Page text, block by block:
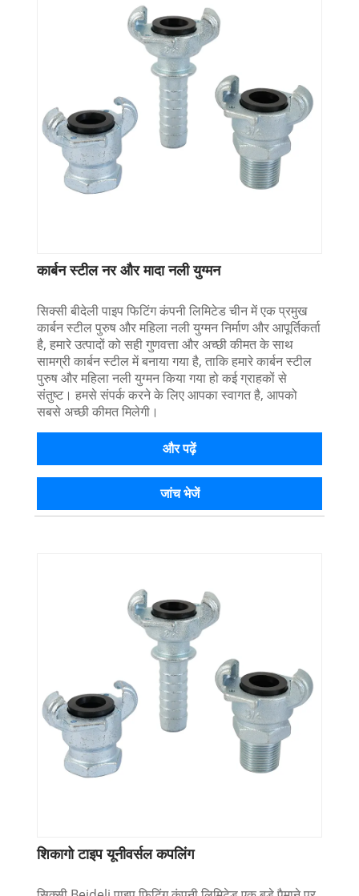
कार्बन स्टील नर और मादा नली युग्मन
सिक्सी बीदेली पाइप फिटिंग कंपनी लिमिटेड चीन में एक प्रमुख
कार्बन स्टील पुरुष और महिला नली युग्मन निर्माण और आपूर्तिकर्ता
है, हमारे उत्पादों को सही गुणवत्ता और अच्छी कीमत के साथ
सामग्री कार्बन स्टील में बनाया गया है, ताकि हमारे कार्बन स्टील
पुरुष और महिला नली युग्मन किया गया हो कई ग्राहकों से
संतुष्ट। हमसे संपर्क करने के लिए आपका स्वागत है, आपको
सबसे अच्छी कीमत मिलेगी।
और पढ़ें
जांच भेजें
शिकागो टाइप यूनीवर्सल कपलिंग